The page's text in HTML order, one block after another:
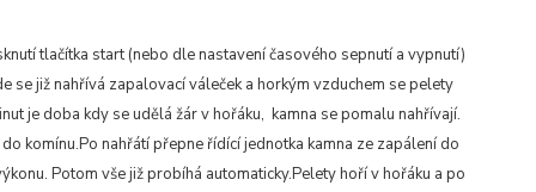
tlačítka start (nebo dle nastavení časového sepnutí a vypnutí)
již nahřívá zapalovací váleček a horkým vzduchem se pelety
je doba kdy se udělá žár v hořáku, kamna se pomalu nahřívají.
komínu.Po nahřátí přepne řídící jednotka kamna ze zapálení do
Potom vše již probíhá automaticky.Pelety hoří v hořáku a po